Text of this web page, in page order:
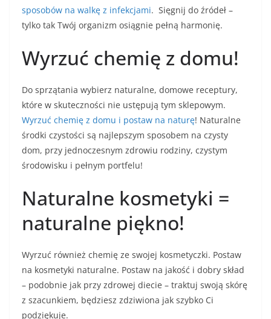
sposobów na walkę z infekcjami. Sięgnij do źródeł –
tylko tak Twój organizm osiągnie pełną harmonię.
Wyrzuć chemię z domu!
Do sprzątania wybierz naturalne, domowe receptury,
które w skuteczności nie ustępują tym sklepowym.
Wyrzuć chemię z domu i postaw na naturę! Naturalne
środki czystości są najlepszym sposobem na czysty
dom, przy jednoczesnym zdrowiu rodziny, czystym
środowisku i pełnym portfelu!
Naturalne kosmetyki =
naturalne piękno!
Wyrzuć również chemię ze swojej kosmetyczki. Postaw
na kosmetyki naturalne. Postaw na jakość i dobry skład
– podobnie jak przy zdrowej diecie – traktuj swoją skórę
z szacunkiem, będziesz zdziwiona jak szybko Ci
podziękuje.